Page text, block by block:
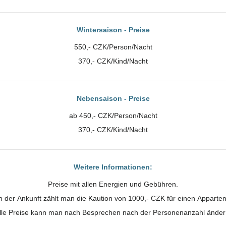
Wintersaison - Preise
550,- CZK/Person/Nacht
370,- CZK/Kind/Nacht
Nebensaison - Preise
ab 450,- CZK/Person/Nacht
370,- CZK/Kind/Nacht
Weitere Informationen:
Preise mit allen Energien und Gebühren.
der Ankunft zählt man die Kaution von 1000,- CZK für einen
Preise kann man nach Besprechen nach der Personenanzahl